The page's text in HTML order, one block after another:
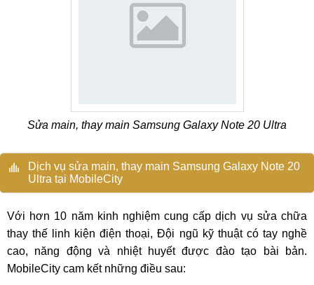
Sửa main, thay main Samsung Galaxy Note 20 Ultra
Dịch vụ sửa main, thay main Samsung Galaxy Note 20
Ultra tại MobileCity
Với hơn 10 năm kinh nghiệm cung cấp dịch vụ sửa chữa
thay thế linh kiện điện thoại, Đội ngũ kỹ thuật có tay nghề
cao, năng động và nhiệt huyết được đào tạo bài bản.
MobileCity cam kết những điều sau: